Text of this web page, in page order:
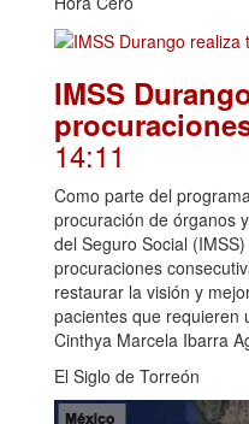
IMSS
14:11
Como parte del
procuración de órganos
del Seguro Social
procuraciones
restaurar la visión y
pacientes que requieren
Cinthya Marcela Ibarra
El Siglo de Torreón